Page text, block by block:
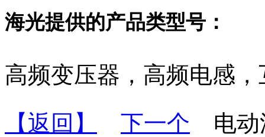
海光提供的产品类型号：
高频变压器，高频电感
【返回】
下一个 电动